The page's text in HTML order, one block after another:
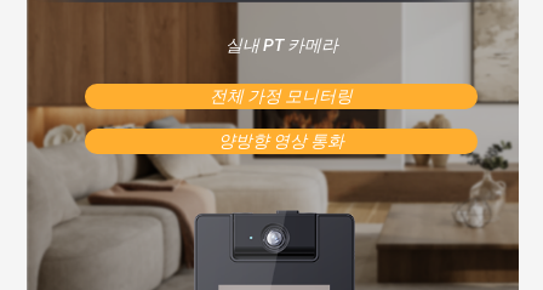
실내 PT 카메라
전체 가정 모니터링
양방향 영상 통화